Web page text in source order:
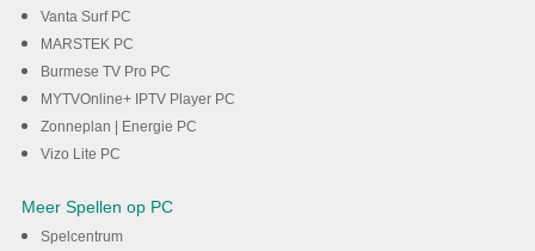
Vanta Surf PC
MARSTEK PC
Burmese TV Pro PC
MYTVOnline+ IPTV Player PC
Zonneplan | Energie PC
Vizo Lite PC
Meer Spellen op PC
Spelcentrum